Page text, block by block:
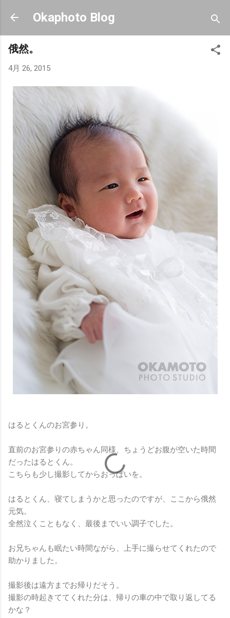
スキップしてメイン コンテンツに移動
Okaphoto Blog
俄然。
4月 26, 2015
はるとくんのお宮参り。
直前のお宮参りの赤ちゃん同様、ちょうどお腹が空いた時間
だったはるとくん。
こちらも少し撮影してからおっぱいを。
はるとくん、寝てしまうかと思ったのですが、ここから俄然
元気。
全然泣くこともなく、最後までいい調子でした。
お兄ちゃんも眠たい時間ながら、上手に撮らせてくれたので
助かりました。
撮影後は遠方までお帰りだそう。
撮影の時起きててくれた分は、帰りの車の中で取り返してる
かな？